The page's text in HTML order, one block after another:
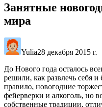
Занятные
мира
Yulia28 декабря 2015 г.
До Нового года осталось
решили, как развлечь себя
правило, новогодние
фейерверки и алкоголь, но
собственные традиции,